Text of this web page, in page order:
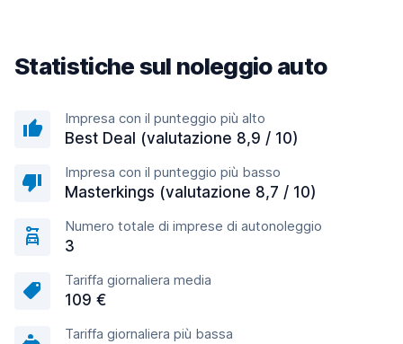
Statistiche sul noleggio auto
Impresa con il punteggio più alto
Best Deal (valutazione 8,9 / 10)
Impresa con il punteggio più basso
Masterkings (valutazione 8,7 / 10)
Numero totale di imprese di autonoleggio
3
Tariffa giornaliera media
109 €
Tariffa giornaliera più bassa